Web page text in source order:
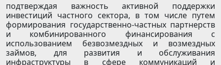
подтверждая важность активной поддержки
инвестиций частного сектора, в том числе путем
формирования государственно-частных партнерств
и комбинированного финансирования с
использованием безвозмездных и возмездных
займов, для развития и обслуживания
инфраструктуры в сфере коммуникаций и